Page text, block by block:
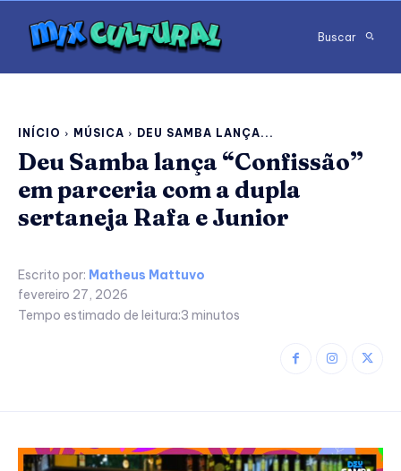
Buscar
INÍCIO MÚSICA DEU SAMBA LANÇA...
Deu Samba lança “Confissão”
em parceria com a dupla
sertaneja Rafa e Junior
Escrito por: Matheus Mattuvo
fevereiro 27, 2026
Tempo estimado de leitura:3 minutos